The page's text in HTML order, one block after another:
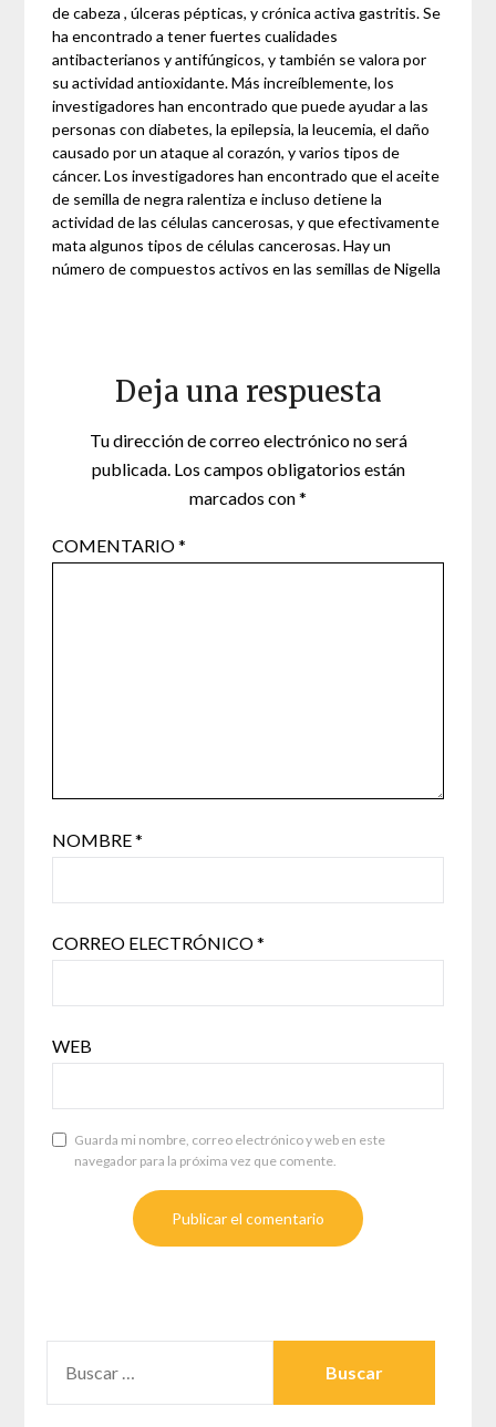
de cabeza , úlceras pépticas, y crónica activa gastritis. Se
ha encontrado a tener fuertes cualidades
antibacterianos y antifúngicos, y también se valora por
su actividad antioxidante. Más increíblemente, los
investigadores han encontrado que puede ayudar a las
personas con diabetes, la epilepsia, la leucemia, el daño
causado por un ataque al corazón, y varios tipos de
cáncer. Los investigadores han encontrado que el aceite
de semilla de negra ralentiza e incluso detiene la
actividad de las células cancerosas, y que efectivamente
mata algunos tipos de células cancerosas. Hay un
número de compuestos activos en las semillas de Nigella
Deja una respuesta
Tu dirección de correo electrónico no será
publicada. Los campos obligatorios están
marcados con*
COMENTARIO*
NOMBRE*
CORREO ELECTRÓNICO*
WEB
Guarda mi nombre, correo electrónico y web en este
navegador para la próxima vez que comente.